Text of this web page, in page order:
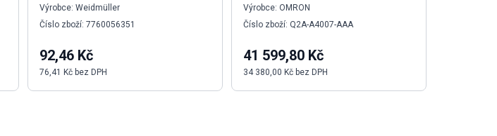
Výrobce: Weidmüller
Číslo zboží: 7760056351
92,46 Kč
76,41 Kč bez DPH
Výrobce: OMRON
Číslo zboží: Q2A-A4007-AAA
41 599,80 Kč
34 380,00 Kč bez DPH